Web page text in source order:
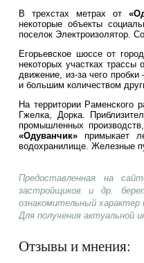
В трехстах метрах от
некоторые объекты
поселок Электроизолятор.
Егорьевское шоссе от
некоторых участках трассы
движение, из-за чего
и большим количеством
На территории Раменского
Гжелка, Дорка.
промышленных
«Одуванчик» примыкает
водохранилище. Железные
Предоставленная на
застройщиков и др.
ознакомительный
Для получения актуальной
Отзывы и мнения: